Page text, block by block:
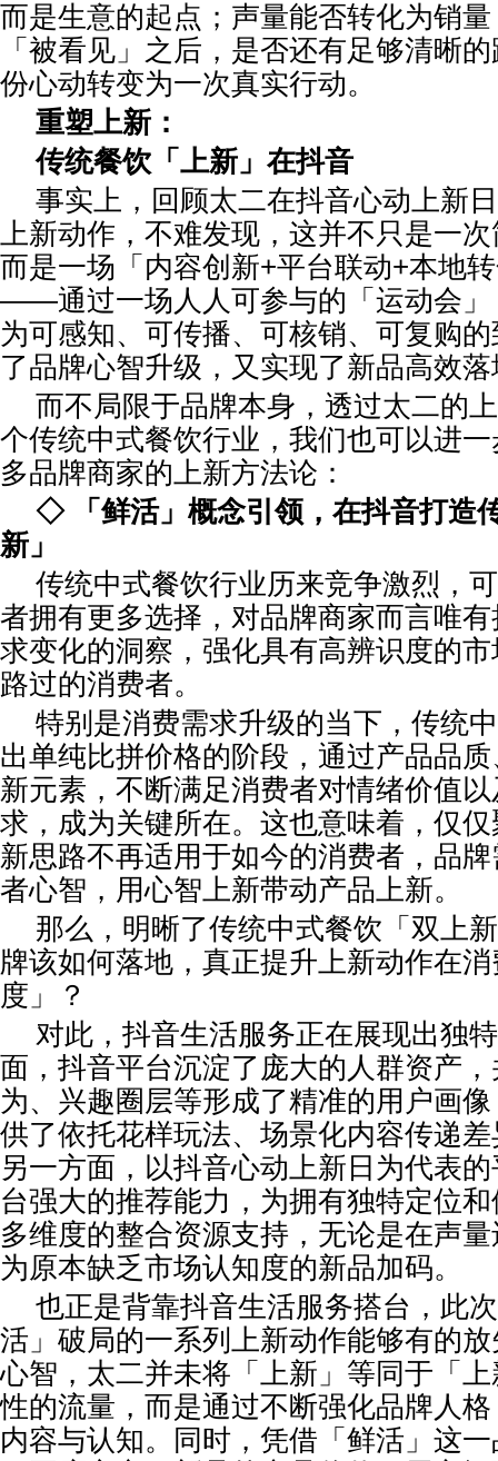
而是生意的起点；声量能否转化为销
「被看见」之后，是否还有足够清晰
份心动转变为一次真实行动。
重塑上新：
传统餐饮「上新」在抖音
事实上，回顾太二在抖音心动上新
上新动作，不难发现，这并不只是一
而是一场「内容创新+平台联动+本地
——通过一场人人可参与的「运动会」
为可感知、可传播、可核销、可复购
了品牌心智升级，又实现了新品高效
而不局限于品牌本身，透过太二的
个传统中式餐饮行业，我们也可以进
多品牌商家的上新方法论：
◇ 「鲜活」概念引领，在抖音打造
新」
传统中式餐饮行业历来竞争激烈，
者拥有更多选择，对品牌商家而言唯
求变化的洞察，强化具有高辨识度的
路过的消费者。
特别是消费需求升级的当下，传统
出单纯比拼价格的阶段，通过产品品
新元素，不断满足消费者对情绪价值
求，成为关键所在。这也意味着，仅
新思路不再适用于如今的消费者，品
者心智，用心智上新带动产品上新。
那么，明晰了传统中式餐饮「双上
牌该如何落地，真正提升上新动作在
度」？
对此，抖音生活服务正在展现出独
面，抖音平台沉淀了庞大的人群资产
为、兴趣圈层等形成了精准的用户画
供了依托花样玩法、场景化内容传递
另一方面，以抖音心动上新日为代表
台强大的推荐能力，为拥有独特定位
多维度的整合资源支持，无论是在声
为原本缺乏市场认知度的新品加码。
也正是背靠抖音生活服务搭台，此
活」破局的一系列上新动作能够有的
心智，太二并未将「上新」等同于「
性的流量，而是通过不断强化品牌人
内容与认知。同时，凭借「鲜活」这